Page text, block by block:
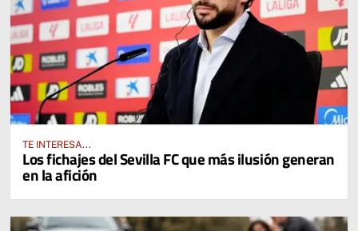
TE INTERESA...
Los fichajes del Sevilla FC que más ilusión generan
en la afición